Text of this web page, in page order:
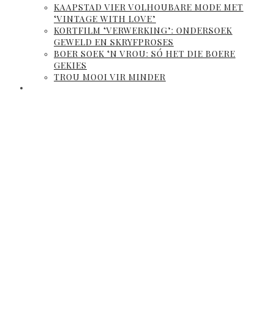
KAAPSTAD VIER VOLHOUBARE MODE MET
‘VINTAGE WITH LOVE’
KORTFILM ‘VERWERKING’: ONDERSOEK
GEWELD EN SKRYFPROSES
BOER SOEK ‘N VROU: SÓ HET DIE BOERE
GEKIES
TROU MOOI VIR MINDER